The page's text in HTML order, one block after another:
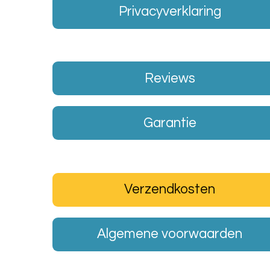
Privacyverklaring
Reviews
Garantie
Verzendkosten
Algemene voorwaarden